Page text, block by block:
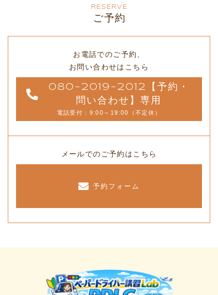
RESERVE
ご予約
お電話でのご予約、
お問い合わせはこちら
080-2019-2012【予約・
問い合わせ】専用
電話受付：9:00～19:00（不定休）
メールでのご予約はこちら
予約フォーム